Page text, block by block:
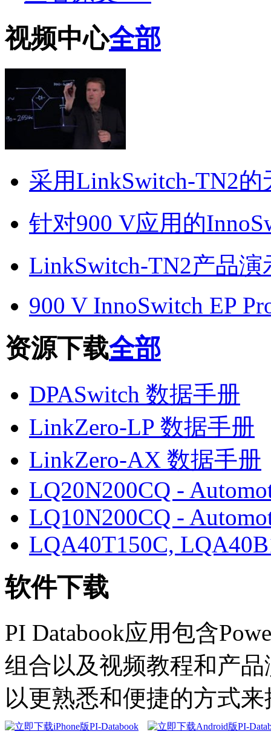
视频中心全部
采用LinkSwitch-TN2
针对900 V应用的
LinkSwitch-TN2产品演
900 V InnoSwitch EP
资源下载全部
DPASwitch 数据手册
LinkZero-LP 数据手册
LinkZero-AX 数据手册
LQ20N200CQ -
LQ10N200CQ -
LQA40T150C,
软件下载
PI Databook应用包含
组合以及视频教程和产品
以更熟悉和便捷的方式